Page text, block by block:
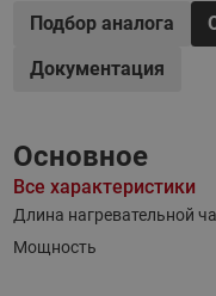
Подбор аналога
Документация
Основное
Все характеристики
Длина нагревательной
Мощность